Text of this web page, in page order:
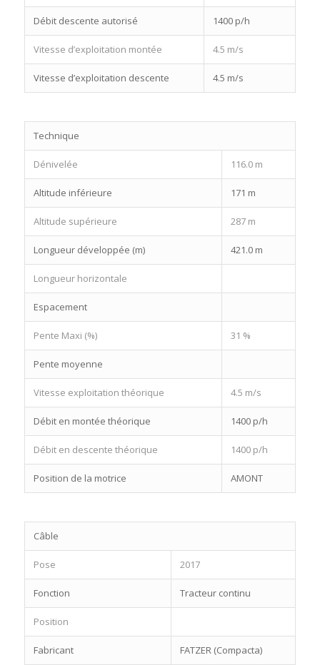
Débit descente autorisé 1400 p/h
Vitesse d’exploitation montée 4.5 m/s
Vitesse d’exploitation descente 4.5 m/s
Technique
Dénivelée 116.0 m
Altitude inférieure 171 m
Altitude supérieure 287 m
Longueur développée (m) 421.0 m
Longueur horizontale
Espacement
Pente Maxi (%) 31 %
Pente moyenne
Vitesse exploitation théorique 4.5 m/s
Débit en montée théorique 1400 p/h
Débit en descente théorique 1400 p/h
Position de la motrice AMONT
Câble
Pose 2017
Fonction Tracteur continu
Position
Fabricant FATZER (Compacta)